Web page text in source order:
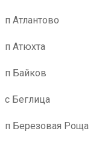
п Атлантово
п Атюхта
п Байков
с Беглица
п Березовая Роща